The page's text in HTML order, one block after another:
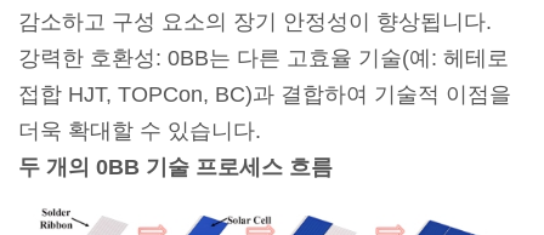
감소하고 구성 요소의 장기 안정성이 향상됩니다.
강력한 호환성: 0BB는 다른 고효율 기술(예: 헤테로
접합 HJT, TOPCon, BC)과 결합하여 기술적 이점을
더욱 확대할 수 있습니다.
두 개의 0BB 기술 프로세스 흐름